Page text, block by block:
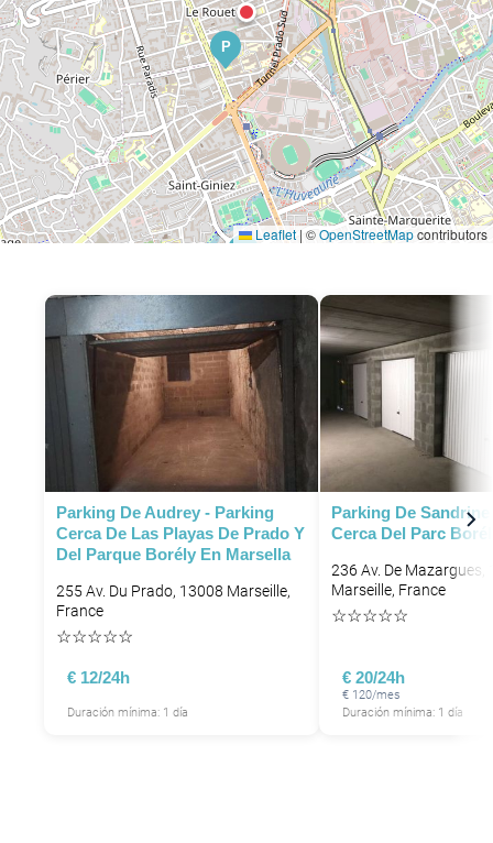
P
P
Leaflet | ©OpenStreetMapcontributors
Parking De Audrey - Parking
Cerca De Las Playas De Prado Y
Del Parque Borély En Marsella
255 Av. Du Prado, 13008 Marseille,
France
☆☆☆☆☆
€ 12/24h
Duración mínima: 1 día
Parking De
Cerca Del Parc
236 Av. De Mazargues,
Marseille, France
☆☆☆☆☆
€ 20/24h
€ 120/mes
Duración mínima: 1 día